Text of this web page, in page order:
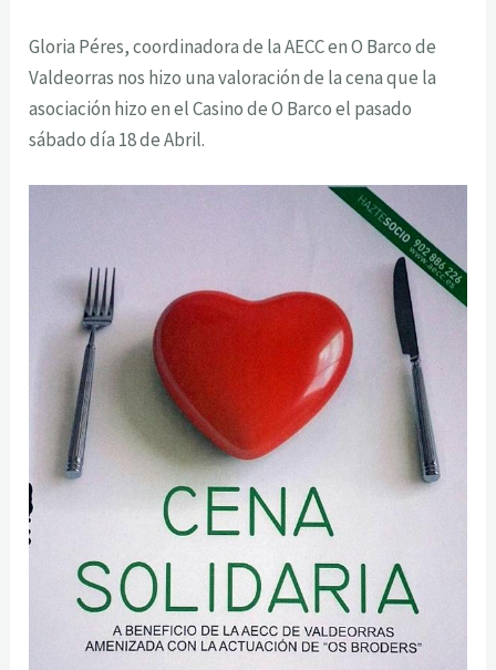
Gloria Péres, coordinadora de la AECC en O Barco de
Valdeorras nos hizo una valoración de la cena que la
asociación hizo en el Casino de O Barco el pasado
sábado día 18 de Abril.